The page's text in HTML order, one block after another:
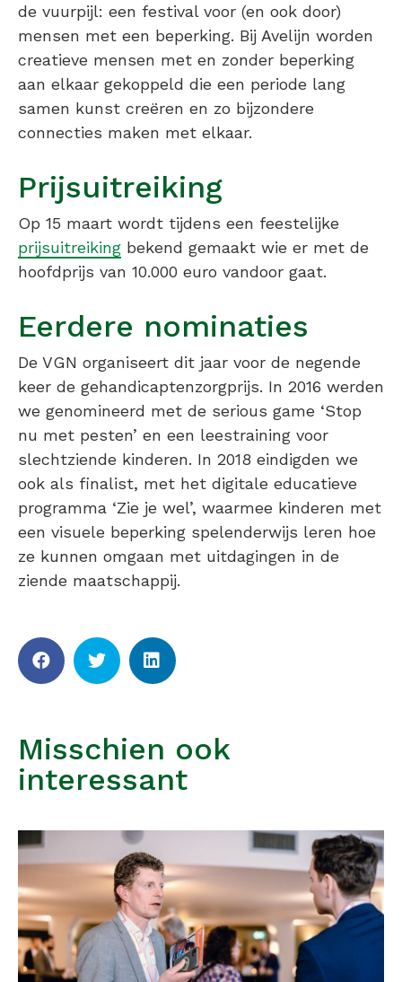
de vuurpijl: een festival voor (en ook door)
mensen met een beperking. Bij Avelijn worden
creatieve mensen met en zonder beperking
aan elkaar gekoppeld die een periode lang
samen kunst creëren en zo bijzondere
connecties maken met elkaar.
Prijsuitreiking
Op 15 maart wordt tijdens een feestelijke
prijsuitreiking bekend gemaakt wie er met de
hoofdprijs van 10.000 euro vandoor gaat.
Eerdere nominaties
De VGN organiseert dit jaar voor de negende
keer de gehandicaptenzorgprijs. In 2016 werden
we genomineerd met de serious game ‘Stop
nu met pesten’ en een leestraining voor
slechtziende kinderen. In 2018 eindigden we
ook als finalist, met het digitale educatieve
programma ‘Zie je wel’, waarmee kinderen met
een visuele beperking spelenderwijs leren hoe
ze kunnen omgaan met uitdagingen in de
ziende maatschappij.
Misschien ook
interessant